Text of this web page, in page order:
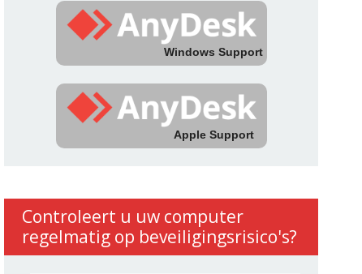
Windows Support
Apple Support
Controleert u uw computer
regelmatig op beveiligingsrisico's?